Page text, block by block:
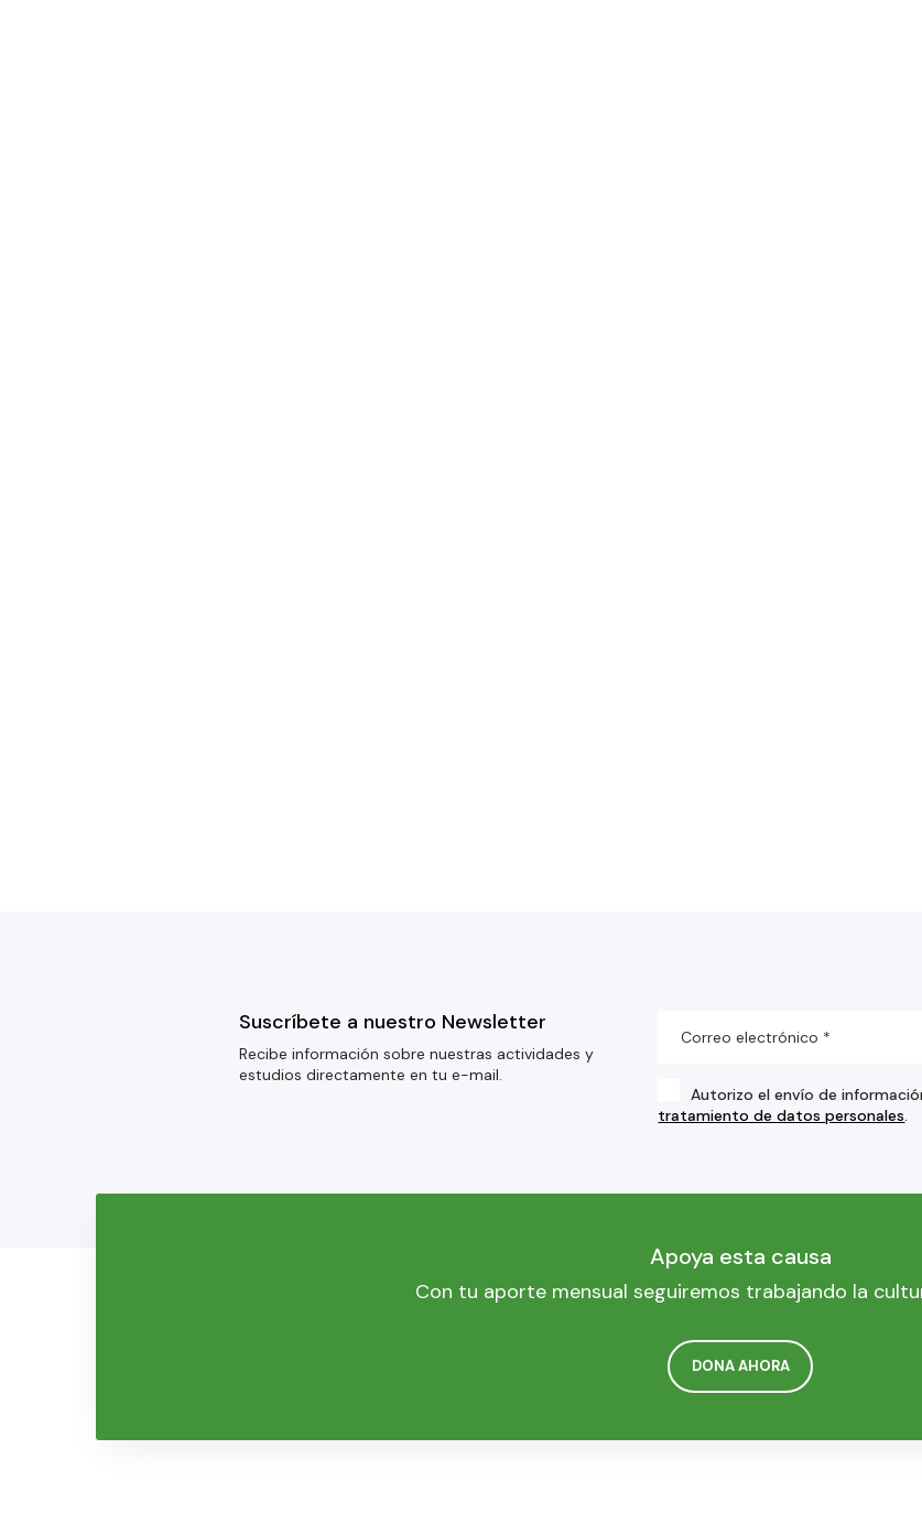
Suscríbete a nuestro Newsletter
Recibe información sobre nuestras actividades y
estudios directamente en tu e-mail.
Autorizo el envío de
tratamiento de datos personales.
Apoya esta causa
Con tu aporte mensual seguiremos trabajando la
DONA AHORA